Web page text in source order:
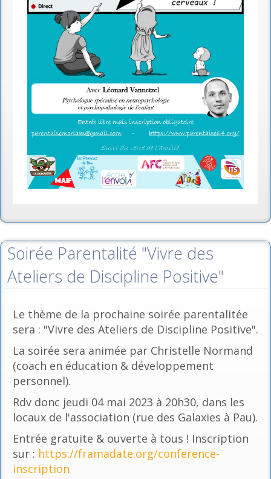
Soirée Parentalité "Vivre des
Ateliers de Discipline Positive"
Le thème de la prochaine soirée parentalitée
sera : "Vivre des Ateliers de Discipline Positive".
La soirée sera animée par Christelle Normand
(coach en éducation & développement
personnel).
Rdv donc jeudi 04 mai 2023 à 20h30, dans les
locaux de l'association (rue des Galaxies à Pau).
Entrée gratuite & ouverte à tous ! Inscription
sur : https://framadate.org/conference-
inscription